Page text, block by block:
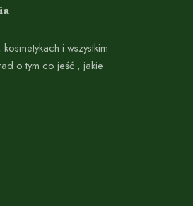
i wszystkim
o tym co jeść , jakie